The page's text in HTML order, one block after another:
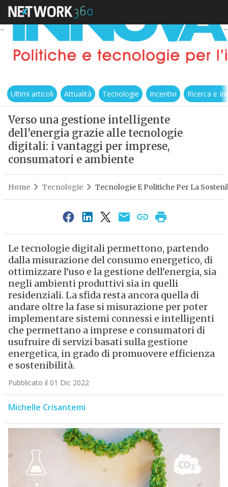
Ultimi articoli Attualità Tecnologie Incentivi Ricerca e
Verso una gestione intelligente
dell’energia grazie alle tecnologie
digitali: i vantaggi per imprese,
consumatori e ambiente
Home Tecnologie Tecnologie E Politiche Per La
Le tecnologie digitali permettono, partendo
dalla misurazione del consumo energetico, di
ottimizzare l’uso e la gestione dell’energia, sia
negli ambienti produttivi sia in quelli
residenziali. La sfida resta ancora quella di
andare oltre la fase si misurazione per poter
implementare sistemi connessi e intelligenti
che permettano a imprese e consumatori di
usufruire di servizi basati sulla gestione
energetica, in grado di promuovere efficienza
e sostenibilità.
Pubblicato il 01 Dic 2022
Michelle Crisantemi